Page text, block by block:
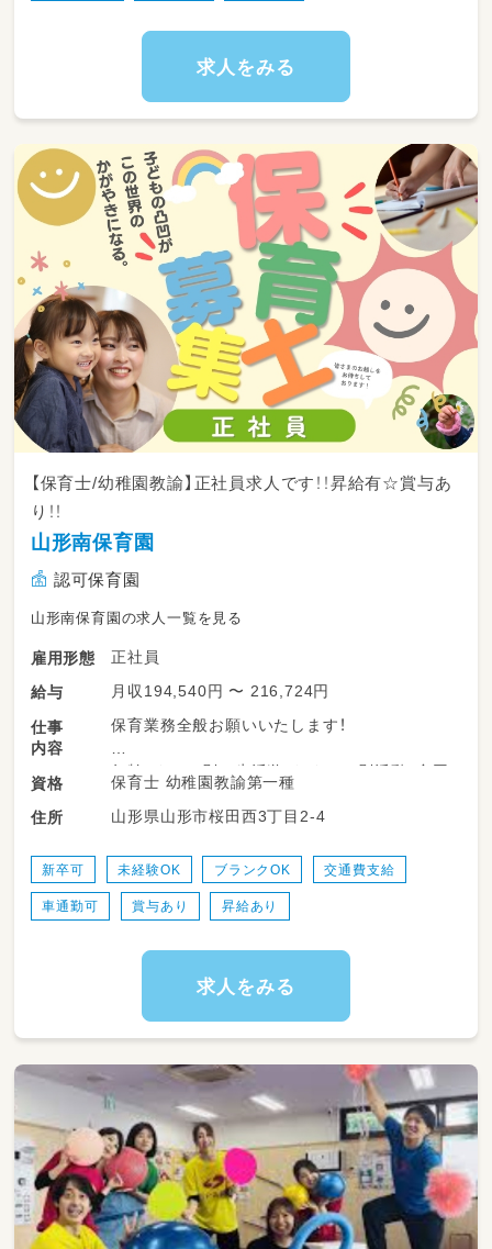
絡ください。
・2～4名程度の小集団療育（ボードゲームなど
・保護者への連絡帳記入、面談対応
・行事の準備（夏祭り・クリスマス会など、年間1
3回予定）
【勤務時間について】
・1ヶ月単位の変形労働時間制を採用していま
す。詳細は面接の際にお問い合わせください。
・下記の一日の業務例はあくまで目安であり、業
務量によって多少前後します。
◆常勤の一日の業務（平日）◆ 一日2ケース（個
別2ケース）の場合
10:00 出勤
10:00～10:30 モーニングミーティング
12:00～13:00 お昼休憩
13:00～14:00 療育の準備・打ち合わせ
14:00～ 送迎
15:00～15:45 個別療育①
15:45～16:30 記録
16:30～17:15 個別療育②
17:30～ 送迎
◆常勤の一日の業務（土・祝日・長期休暇）◆ 一
日2ケース（個別1・小集団1）の場合
8:30 出勤
8:30～9:00 モーニングミーティング
求人をみる
【保育士/幼稚園教諭】正社員求人です！！昇給有☆賞与あ
り！！
山形南保育園
認可保育園
山形南保育園の求人一覧を見る
雇用形態
正社員
給与
月収194,540円 〜 216,724円
仕事
内容
保育業務全般お願いいたします！
年齢、クラス別に生活遊び、クラス別活動、合同
活動など行います。
クラス配置については、ご相談させていただき
野菜の栽培活動に取り組んだり、園児と一緒に
クッキング保育をしたり、食育にも努めていま
す。
他にも、バスに乗ってお出かけし、「直接体験」
を重視した活動を行っています。
未満児クラスは公園、以上児クラスは少年自然
の家、消防署、水族館など様々な場所へ行きま
HPに活動の写真を掲載しております。是非ご覧
ください！
園児たちの楽しそうな様子や活動内容をご覧い
ただけます☆
資格
保育士 幼稚園教諭第一種
住所
山形県山形市桜田西3丁目2-4
新卒可 未経験OK ブランクOK 交通費支給
車通勤可 賞与あり 昇給あり
求人をみる